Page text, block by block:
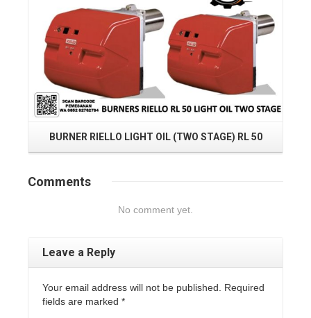
BURNER RIELLO LIGHT OIL (TWO STAGE) RL 50
Comments
No comment yet.
Leave a Reply
Your email address will not be published. Required
fields are marked *